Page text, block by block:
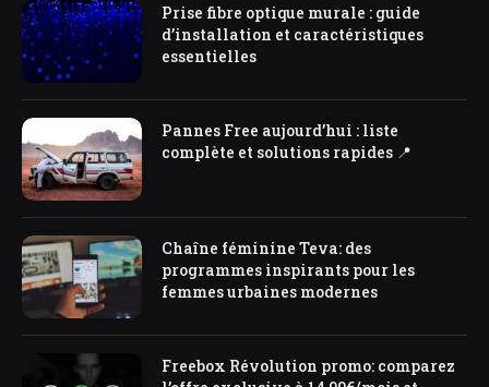
Prise fibre optique murale : guide
d’installation et caractéristiques
essentielles
Pannes Free aujourd’hui : liste
complète et solutions rapides 📍
Chaîne féminine Teva: des
programmes inspirants pour les
femmes urbaines modernes
Freebox Révolution promo: comparez